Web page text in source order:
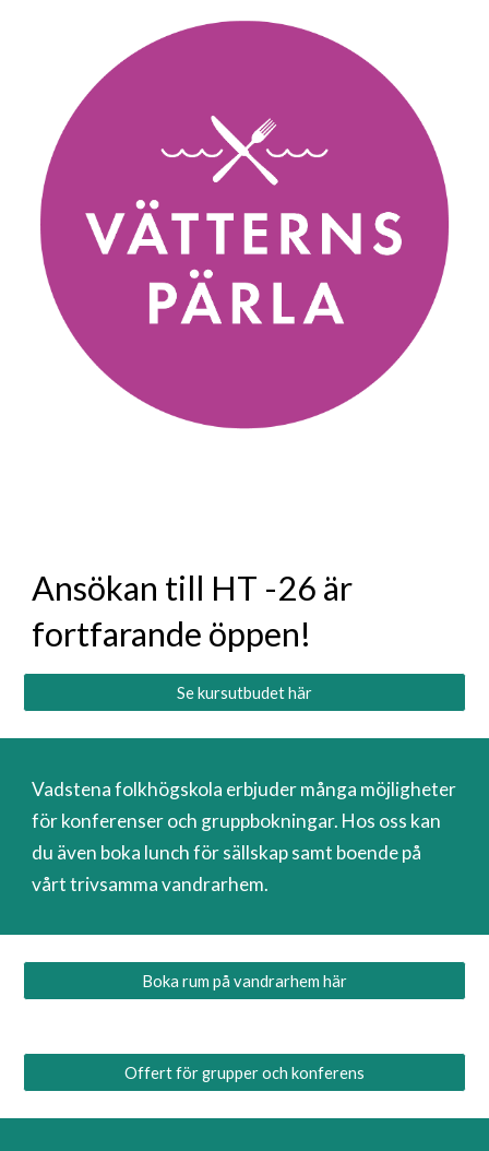
Ansökan till HT -26 är
fortfarande öppen!
Se kursutbudet här
Vadstena folkhögskola erbjuder många möjligheter
för konferenser och gruppbokningar. Hos oss kan
du även boka lunch för sällskap samt boende på
vårt trivsamma vandrarhem.
Boka rum på vandrarhem här
Offert för grupper och konferens